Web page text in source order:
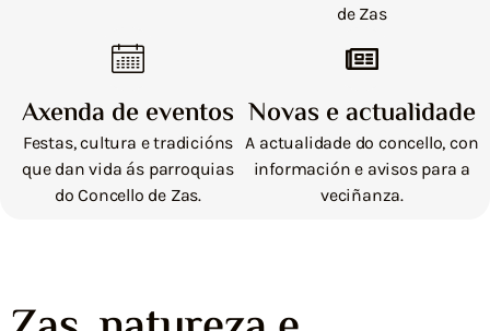
de Zas
Axenda de eventos
Festas, cultura e tradicións
que dan vida ás parroquias
do Concello de Zas.
Novas e actualidade
A actualidade do concello, con
información e avisos para a
veciñanza.